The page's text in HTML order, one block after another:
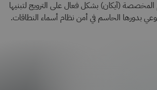
المخصصة (آيكان) بشكل فعال على الترويج لتبنيها
بدورها الحاسم في أمن نظام أسماء النطاقات.